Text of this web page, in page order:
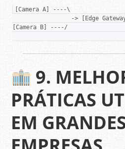
[Camera A] ----\
-> [Edge
[Camera B] ----/
9.
PRÁTICAS
EM